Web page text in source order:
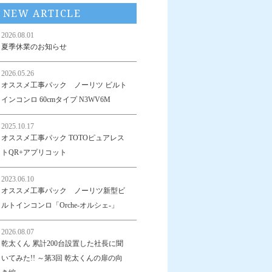
NEW ARTICLE
2026.08.01
夏季休業のお知らせ
2026.05.26
オススメ工事パック ノーリツ ビルト
インコンロ 60cmタイプ N3WV6M
2025.10.17
オススメ工事パック TOTOピュアレス
トQR+アプリコット
2023.06.10
オススメ工事パック ノーリツ新型ビ
ルトインコンロ「Orche-オルシェ-」
2026.08.07
乾太くん 累計200台設置した社長に聞
いてみた!! ～第3回 乾太くんの扉の向